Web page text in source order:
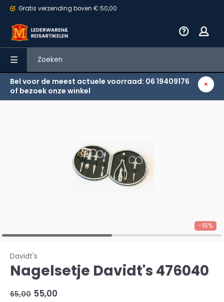
Gratis verzending boven € 50,00
Bel voor de meest actuele voorraad: 06 19409176
of bezoek onze winkel
Terug
-15%
Davidt's
Nagelsetje Davidt's 476040
65,00 55,00